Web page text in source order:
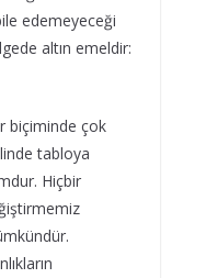
edemeyeceği
altın emeldir:
biçiminde çok
tabloya
Hiçbir